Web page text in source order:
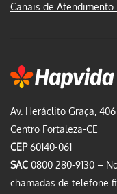
Av. Heráclito Graça, 406
Centro Fortaleza-CE
CEP60140-061
SAC 0800 280-9130 –
chamadas de telefone
Canais de Atendimento